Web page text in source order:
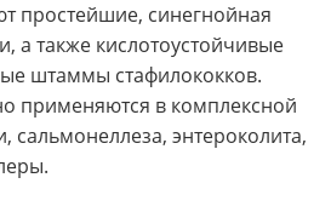
простейшие, синегнойная
а также кислотоустойчивые
штаммы стафилококков.
применяются в комплексной
сальмонеллеза, энтероколита,